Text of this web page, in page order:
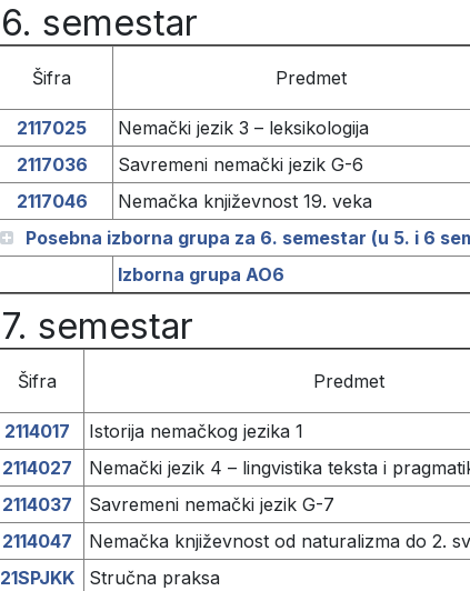
6. semestar
Šifra Predmet
2117025 Nemački jezik 3 – leksikologija
2117036
Savremeni nemački jezik G-6
2117046
Nemačka književnost 19. veka
Posebna izborna grupa za 6. semestar (u 5. i 6
Izborna grupa AO6
7. semestar
Šifra Predmet
2114017 Istorija nemačkog jezika 1
2114027
Nemački jezik 4 – lingvistika teksta i
2114037
Savremeni nemački jezik G-7
2114047
Nemačka književnost od naturalizma do 2.
21SPJKK
Stručna praksa